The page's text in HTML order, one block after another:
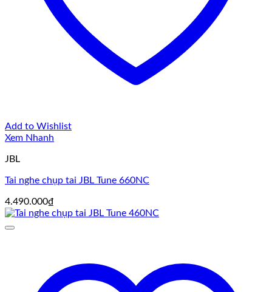
Add to Wishlist
Xem Nhanh
JBL
Tai nghe chụp tai JBL Tune 660NC
4.490.000₫